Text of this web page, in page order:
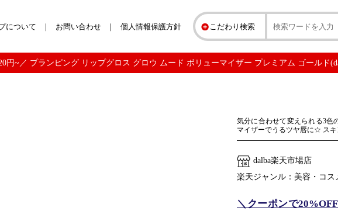
こだわり検索
について お問い合わせ 個人情報保護方針
円~／ プランピング リップグロス グロウ ムード ボリューマイザー プレミアム ゴールド
気分に合わせて変えられる3色
マイザーでうるツヤ唇に☆ ス
dalba楽天市場店
楽天ジャンル：美容・コス
＼クーポンで